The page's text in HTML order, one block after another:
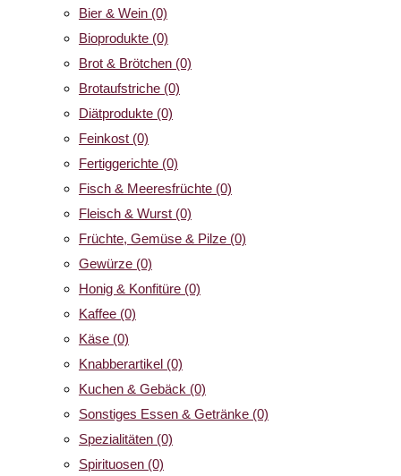
Bier & Wein (0)
Bioprodukte (0)
Brot & Brötchen (0)
Brotaufstriche (0)
Diätprodukte (0)
Feinkost (0)
Fertiggerichte (0)
Fisch & Meeresfrüchte (0)
Fleisch & Wurst (0)
Früchte, Gemüse & Pilze (0)
Gewürze (0)
Honig & Konfitüre (0)
Kaffee (0)
Käse (0)
Knabberartikel (0)
Kuchen & Gebäck (0)
Sonstiges Essen & Getränke (0)
Spezialitäten (0)
Spirituosen (0)